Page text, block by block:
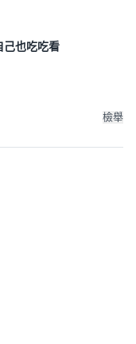
己也吃吃看
檢舉